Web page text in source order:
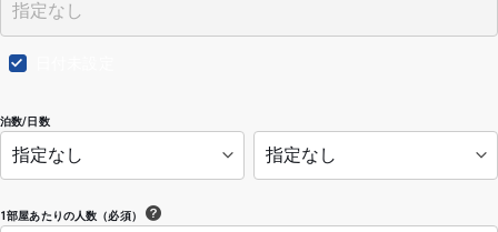
泊数/日数
1部屋あたりの人数（必須）